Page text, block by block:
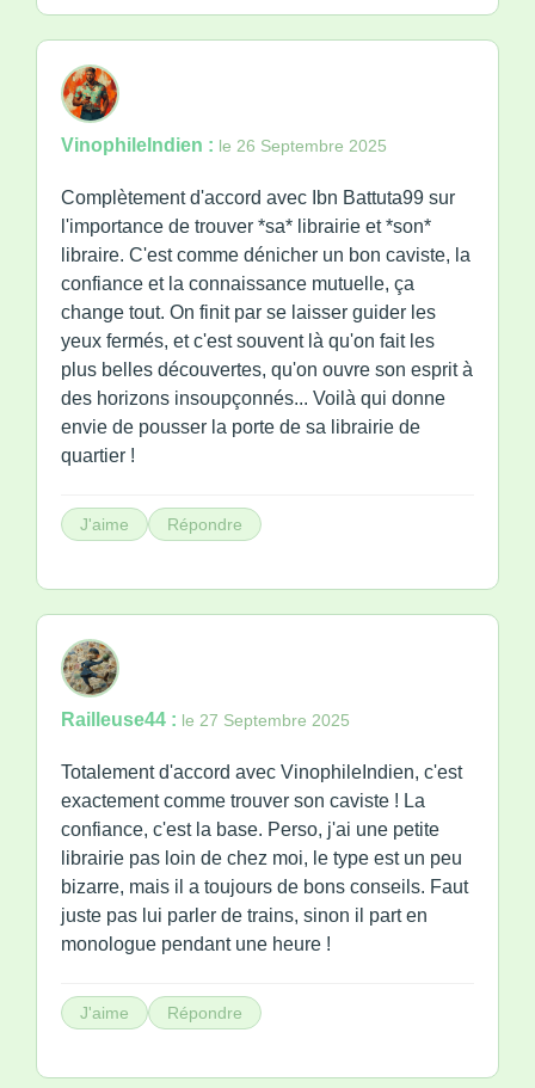
VinophileIndien : le 26 Septembre 2025
Complètement d'accord avec Ibn Battuta99 sur
l'importance de trouver *sa* librairie et *son*
libraire. C'est comme dénicher un bon caviste, la
confiance et la connaissance mutuelle, ça
change tout. On finit par se laisser guider les
yeux fermés, et c'est souvent là qu'on fait les
plus belles découvertes, qu'on ouvre son esprit à
des horizons insoupçonnés... Voilà qui donne
envie de pousser la porte de sa librairie de
quartier !
J'aime Répondre
Railleuse44 : le 27 Septembre 2025
Totalement d'accord avec VinophileIndien, c'est
exactement comme trouver son caviste ! La
confiance, c'est la base. Perso, j'ai une petite
librairie pas loin de chez moi, le type est un peu
bizarre, mais il a toujours de bons conseils. Faut
juste pas lui parler de trains, sinon il part en
monologue pendant une heure !
J'aime Répondre